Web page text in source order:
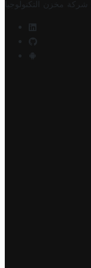
شركة مخزن التكنولوجيا